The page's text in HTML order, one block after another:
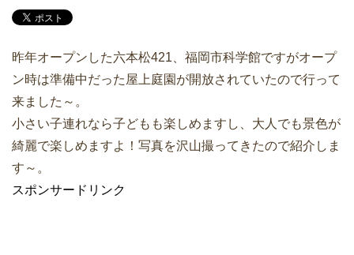
昨年オープンした六本松421、福岡市科学館ですがオープ
ン時は準備中だった屋上庭園が開放されていたので行って
来ました～。
小さい子連れなら子どもも楽しめますし、大人でも景色が
綺麗で楽しめますよ！写真を沢山撮ってきたので紹介しま
す～。
スポンサードリンク